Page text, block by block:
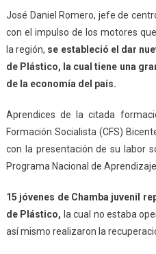
José Daniel Romero, jefe de
con el impulso de los motores
la región, se estableció el dar
de Plástico, la cual tiene una
de la economía del país.
Aprendices de la citada
Formación Socialista (CFS)
con la presentación de su labor
Programa Nacional de Aprendizaje
15 jóvenes de Chamba juvenil
de Plástico, la cual no estaba
así mismo realizaron la